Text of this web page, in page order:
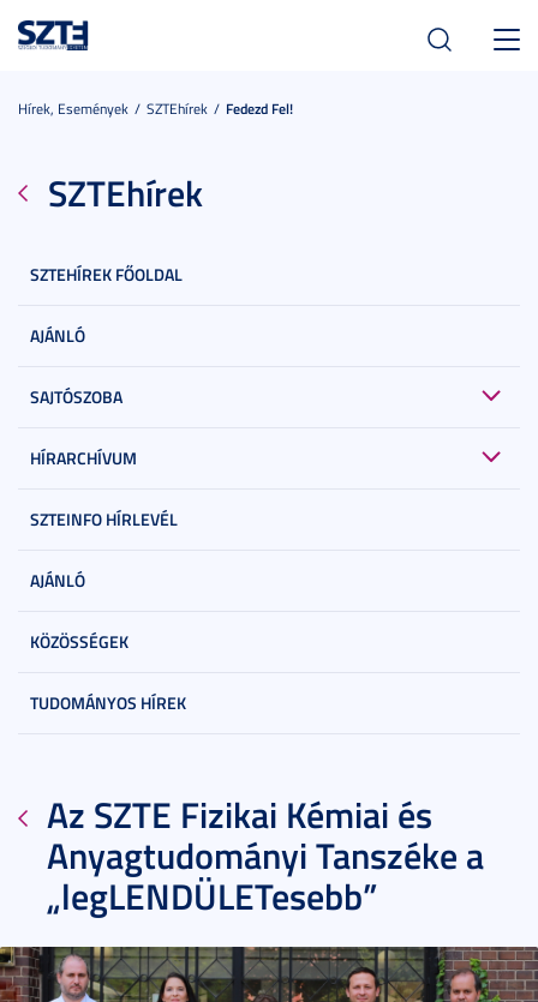
Hírek, Események SZTEhírek Fedezd Fel!
SZTEhírek
SZTEHÍREK FŐOLDAL
AJÁNLÓ
SAJTÓSZOBA
HÍRARCHÍVUM
SZTEINFO HÍRLEVÉL
AJÁNLÓ
KÖZÖSSÉGEK
TUDOMÁNYOS HÍREK
Az SZTE Fizikai Kémiai és
Anyagtudományi Tanszéke a
„legLENDÜLETesebb”